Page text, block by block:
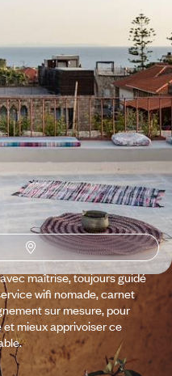
avec
?
qui renaît toujours
sa place de capitale un
on va se perdre dans les
de cèdres du Chouf ; on
; on respire sur les
ses vergers. Au Liban,
maîtrise, toujours guidé
wifi nomade, carnet
sur mesure, pour
mieux apprivoiser ce